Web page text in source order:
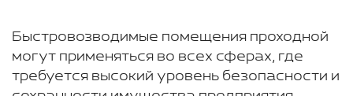
Быстровозводимые помещения проходной
могут применяться во всех сферах, где
требуется высокий уровень безопасности и